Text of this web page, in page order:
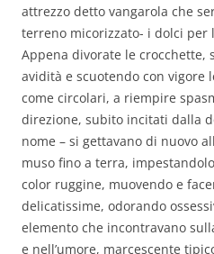
attrezzo detto vangarola che
terreno micorizzato- i dolci per
Appena divorate le crocchette,
avidità e scuotendo con vigore
come circolari, a riempire
direzione, subito incitati dalla
nome – si gettavano di nuovo
muso fino a terra,
color ruggine, muovendo e
delicatissime, odorando
elemento che incontravano
e nell’umore, marcescente